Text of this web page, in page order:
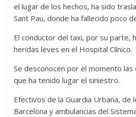
el lugar de los hechos, ha sido
Sant Pau, donde ha fallecido poco
El conductor del taxi, por su parte,
heridas leves en el Hospital Clínico.
Se desconocen por el momento las
que ha tenido lugar el siniestro.
Efectivos de la Guardia Urbana, de
Barcelona y ambulancias del